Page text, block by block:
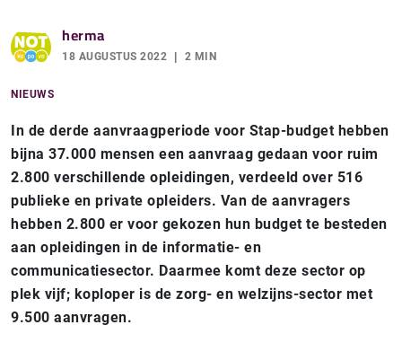
herma
18 AUGUSTUS 2022 2 MIN
NIEUWS
In de derde aanvraagperiode voor Stap-budget hebben
bijna 37.000 mensen een aanvraag gedaan voor ruim
2.800 verschillende opleidingen, verdeeld over 516
publieke en private opleiders. Van de aanvragers
hebben 2.800 er voor gekozen hun budget te besteden
aan opleidingen in de informatie- en
communicatiesector. Daarmee komt deze sector op
plek vijf; koploper is de zorg- en welzijns-sector met
9.500 aanvragen.